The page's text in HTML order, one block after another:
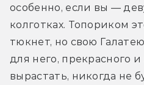
особенно, если вы —
колготках. Топориком
тюкнет, но свою
для него, прекрасного
вырастать, никогда не